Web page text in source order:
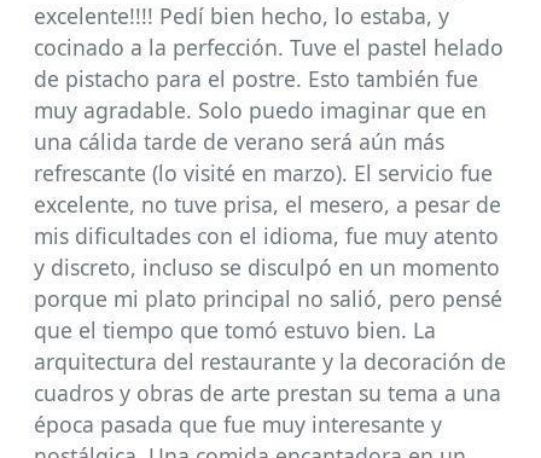
excelente!!!! Pedí bien hecho, lo estaba, y
cocinado a la perfección. Tuve el pastel helado
de pistacho para el postre. Esto también fue
muy agradable. Solo puedo imaginar que en
una cálida tarde de verano será aún más
refrescante (lo visité en marzo). El servicio fue
excelente, no tuve prisa, el mesero, a pesar de
mis dificultades con el idioma, fue muy atento
y discreto, incluso se disculpó en un momento
porque mi plato principal no salió, pero pensé
que el tiempo que tomó estuvo bien. La
arquitectura del restaurante y la decoración de
cuadros y obras de arte prestan su tema a una
época pasada que fue muy interesante y